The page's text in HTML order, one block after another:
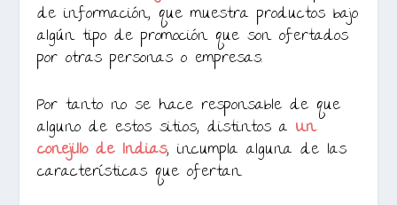
de información, que muestra productos bajo
algún tipo de promoción que son ofertados
por otras personas o empresas.
Por tanto no se hace responsable de que
alguno de estos sitios, distintos aUn
conejillo de Indias, incumpla alguna de las
características que ofertan.